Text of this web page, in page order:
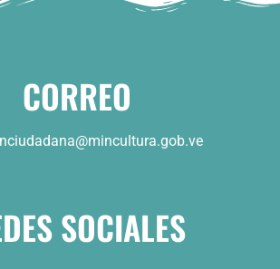
CORREO
SOCIALES